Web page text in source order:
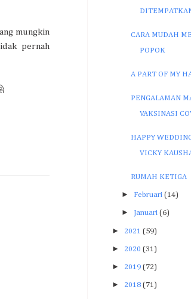
mungkin
pernah
CARA MUDAH
POPOK
A PART OF MY
PENGALAMAN
VAKSINASI
HAPPY
VICKY
RUMAH KETIGA
► Februari (14)
► Januari (6)
► 2021 (59)
► 2020 (31)
► 2019 (72)
► 2018 (71)